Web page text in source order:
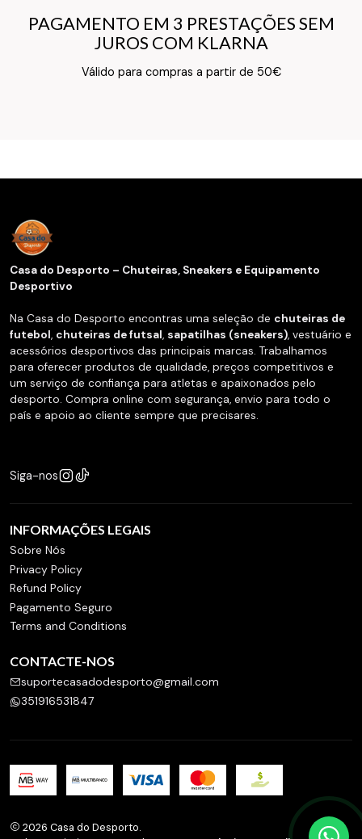
PAGAMENTO EM 3 PRESTAÇÕES SEM
JUROS COM KLARNA
Válido para compras a partir de 50€
PAGAMENTO EM 3 PRESTAÇÕES SEM
JUROS COM KLARNA
Texto do Verso do Cartão de Informação
Casa do Desporto – Chuteiras, Sneakers e Equipamento
Desportivo
Na Casa do Desporto encontras uma seleção de chuteiras de
futebol, chuteiras de futsal, sapatilhas (sneakers), vestuário e
acessórios desportivos das principais marcas. Trabalhamos
para oferecer produtos de qualidade, preços competitivos e
um serviço de confiança para atletas e apaixonados pelo
desporto. Compra online com segurança, envio para todo o
país e apoio ao cliente sempre que precisares.
Siga-nos
INFORMAÇÕES LEGAIS
Sobre Nós
Privacy Policy
Refund Policy
Pagamento Seguro
Terms and Conditions
CONTACTE-NOS
suportecasadodesporto@gmail.com
351916531847
2026 Casa do Desporto.